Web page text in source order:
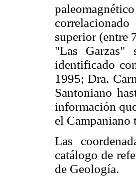
superior (entre
"Las Garzas"
identificado
1995; Dra.
Santoniano
información
el
Las
catálogo de
de Geología.